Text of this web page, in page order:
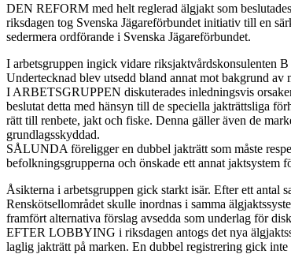
DEN REFORM med helt reglerad älgjakt som
riksdagen tog Svenska Jägareförbundet initiativ till en
sedermera ordförande i Svenska Jägareförbundet.
I arbetsgruppen ingick vidare riksjaktvårdskonsulenten
Undertecknad blev utsedd bland annat mot bakgrund
I ARBETSGRUPPEN diskuterades inledningsvis
beslutat detta med hänsyn till de speciella jakträttsliga
rätt till renbete, jakt och fiske. Denna gäller även de
grundlagsskyddad.
SÅLUNDA föreligger en dubbel jakträtt som måste
befolkningsgrupperna och önskade ett annat jaktsystem
Åsikterna i arbetsgruppen gick starkt isär. Efter ett antal
Renskötsellområdet skulle inordnas i samma
framfört alternativa förslag avsedda som underlag för
EFTER LOBBYING i riksdagen antogs det nya
laglig jakträtt på marken. En dubbel registrering gick inte